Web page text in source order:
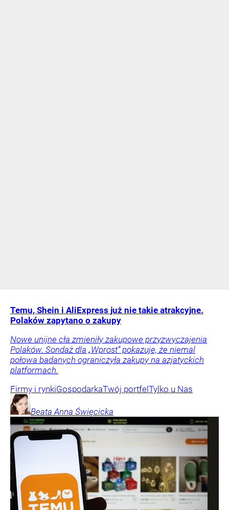
Temu, Shein i AliExpress już nie takie atrakcyjne.
Polaków zapytano o zakupy
Nowe unijne cła zmieniły zakupowe przyzwyczajenia
Polaków. Sondaż dla „Wprost” pokazuje, że niemal
połowa badanych ograniczyła zakupy na azjatyckich
platformach.
Firmy i rynkiGospodarkaTwój portfelTylko u Nas
Beata Anna Święcicka